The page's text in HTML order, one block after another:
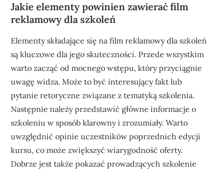
Jakie elementy powinien zawierać film
reklamowy dla szkoleń
Elementy składające się na film reklamowy dla szkoleń
są kluczowe dla jego skuteczności. Przede wszystkim
warto zacząć od mocnego wstępu, który przyciągnie
uwagę widza. Może to być interesujący fakt lub
pytanie retoryczne związane z tematyką szkolenia.
Następnie należy przedstawić główne informacje o
szkoleniu w sposób klarowny i zrozumiały. Warto
uwzględnić opinie uczestników poprzednich edycji
kursu, co może zwiększyć wiarygodność oferty.
Dobrze jest także pokazać prowadzących szkolenie